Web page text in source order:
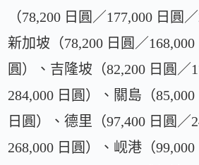
（78,200 日圓／177,000 日圓
新加坡（78,200 日圓／168,000
圓）、吉隆坡（82,200 日圓／
284,000 日圓）、關島（
日圓）、德里（97,400 日圓／
268,000 日圓）、岘港（